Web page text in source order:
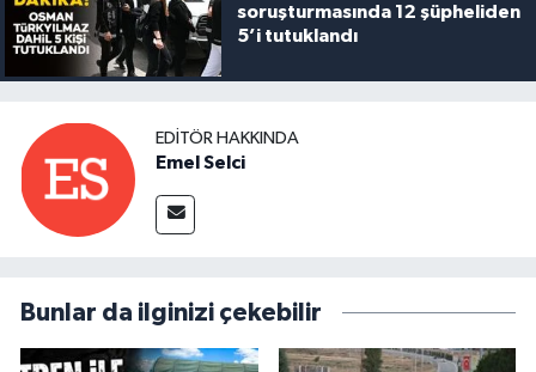
soruşturmasında 12 şüpheliden
5’i tutuklandı
EDITÖR HAKKINDA
Emel Selci
Bunlar da ilginizi çekebilir